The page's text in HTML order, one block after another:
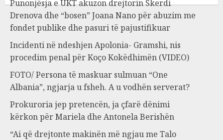
Punonjësja e UKT akuzon drejtorin Skerdi
Drenova dhe “bosen” Joana Nano për abuzim me
fondet publike dhe pasuri të pajustifikuar
Incidenti në ndeshjen Apolonia- Gramshi, nis
procedim penal për Koço Kokëdhimën (VIDEO)
FOTO/ Persona të maskuar sulmuan “One
Albania”, ngjarja u fsheh. A u vodhën serverat?
Prokuroria jep pretencën, ja çfarë dënimi
kërkon për Mariela dhe Antonela Berishën
“Ai që drejtonte makinën më ngjau me Talo